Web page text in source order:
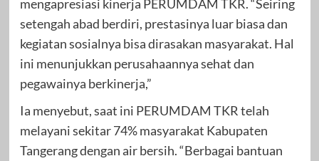
mengapresiasi kinerja PERUMDAM TKR. “Seiring
setengah abad berdiri, prestasinya luar biasa dan
kegiatan sosialnya bisa dirasakan masyarakat. Hal
ini menunjukkan perusahaannya sehat dan
pegawainya berkinerja,”
Ia menyebut, saat ini PERUMDAM TKR telah
melayani sekitar 74% masyarakat Kabupaten
Tangerang dengan air bersih. “Berbagai bantuan